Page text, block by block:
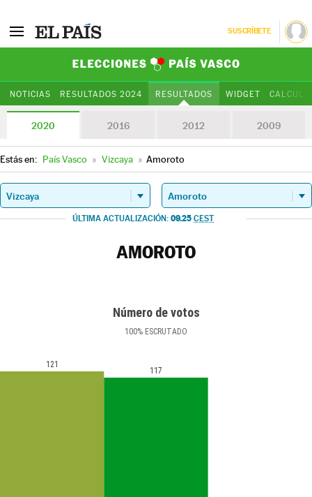
SUSCRÍBETE
NOTICIAS RESULTADOS 2024 RESULTADOS WIDGET
2020 2016 2012 2009
Estás en: País Vasco » Vizcaya » Amoroto
ÚLTIMA ACTUALIZACIÓN: 09.25 CEST
AMOROTO
Número de votos
100% ESCRUTADO
121
117